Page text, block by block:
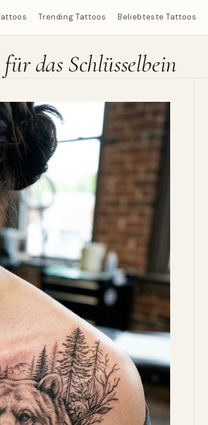
Trending Tattoos Beliebteste Tattoos
das Schlüsselbein